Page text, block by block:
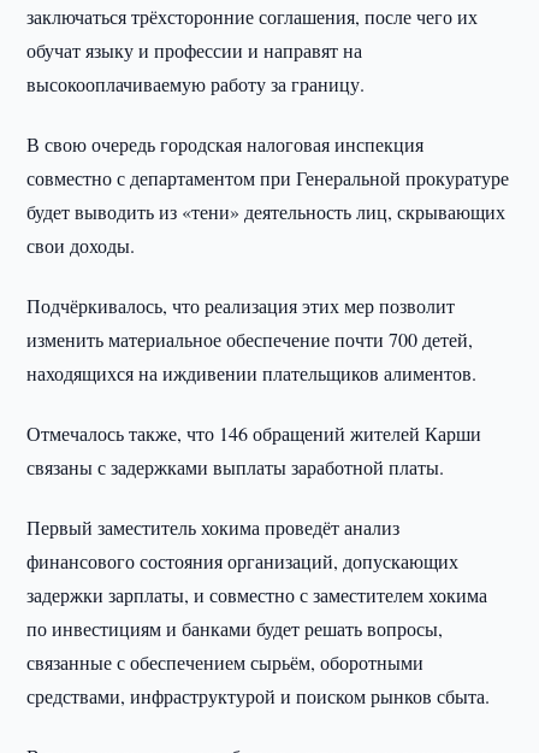
заключаться трёхсторонние соглашения, после чего их
обучат языку и профессии и направят на
высокооплачиваемую работу за границу.
В свою очередь городская налоговая инспекция
совместно с департаментом при Генеральной прокуратуре
будет выводить из «тени» деятельность лиц, скрывающих
свои доходы.
Подчёркивалось, что реализация этих мер позволит
изменить материальное обеспечение почти 700 детей,
находящихся на иждивении плательщиков алиментов.
Отмечалось также, что 146 обращений жителей Карши
связаны с задержками выплаты заработной платы.
Первый заместитель хокима проведёт анализ
финансового состояния организаций, допускающих
задержки зарплаты, и совместно с заместителем хокима
по инвестициям и банками будет решать вопросы,
связанные с обеспечением сырьём, оборотными
средствами, инфраструктурой и поиском рынков сбыта.